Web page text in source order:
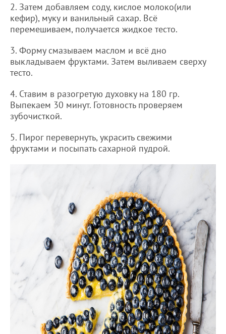
2. Затем добавляем соду, кислое молоко(или
кефир), муку и ванильный сахар. Всё
перемешиваем, получается жидкое тесто.
3. Форму смазываем маслом и всё дно
выкладываем фруктами. Затем выливаем сверху
тесто.
4. Ставим в разогретую духовку на 180 гр.
Выпекаем 30 минут. Готовность проверяем
зубочисткой.
5. Пирог перевернуть, украсить свежими
фруктами и посыпать сахарной пудрой.